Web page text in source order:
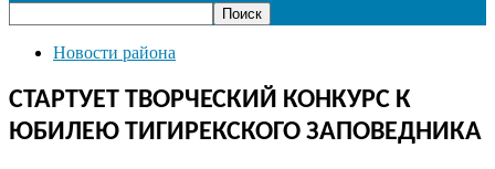
Новости района
СТАРТУЕТ ТВОРЧЕСКИЙ КОНКУРС К
ЮБИЛЕЮ ТИГИРЕКСКОГО ЗАПОВЕДНИКА